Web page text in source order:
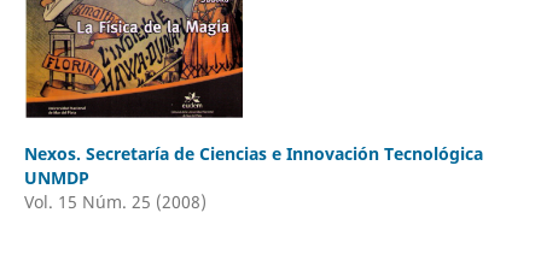
Nexos. Secretaría de Ciencias e Innovación Tecnológica
UNMDP
Vol. 15 Núm. 25 (2008)